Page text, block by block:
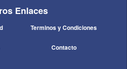
Enlaces
Terminos y Condiciones
Contacto